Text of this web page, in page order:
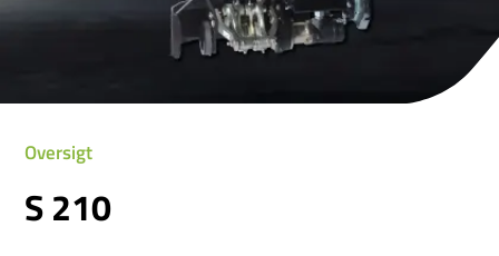
Oversigt
S 210